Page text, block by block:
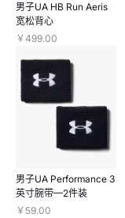
男子UA HB Run Aeris
宽松背心
￥499.00
男子UA Performance 3
英寸腕带—2件装
￥59.00